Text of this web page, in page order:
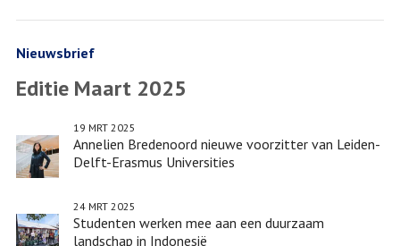
Nieuwsbrief
Editie Maart 2025
Annelien Bredenoord nieuwe voorzitter van Leiden-
Delft-Erasmus Universities
19 MRT 2025
Studenten werken mee aan een duurzaam
landschap in Indonesië
24 MRT 2025